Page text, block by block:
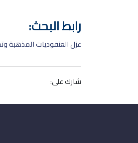
رابط البحث:
عزل العنقوديات المذهبة
شارك على: